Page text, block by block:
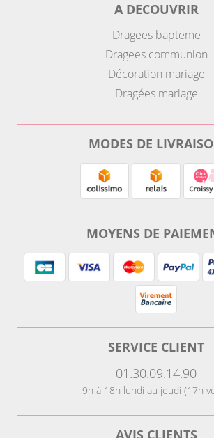
A DECOUVRIR
Dragees bapteme
Dragees communion
Décoration mariage
Dragées mariage
MODES DE
MOYENS DE
SERVICE CLIENT
01.30.09.14.90
9h à 18h lundi au jeudi (17h
AVIS CLIENTS